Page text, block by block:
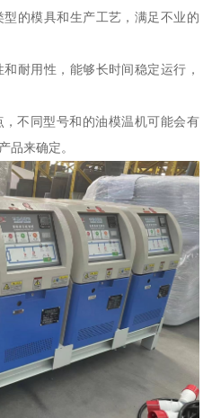
的模具和生产工艺，满足不业的
耐用性，能够长时间稳定运行，
不同型号和的油模温机可能会有
品来确定。